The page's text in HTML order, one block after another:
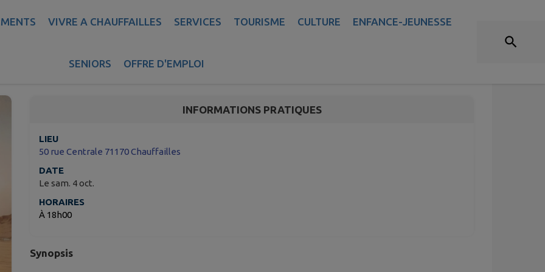
VIVRE A CHAUFFAILLES SERVICES TOURISME CULTURE ENFANCE-JEUNESSE
SENIORS OFFRE D'EMPLOI
INFORMATIONS PRATIQUES
LIEU
50 rue Centrale 71170 Chauffailles
DATE
Le sam. 4 oct.
HORAIRES
À 18h00
Synopsis